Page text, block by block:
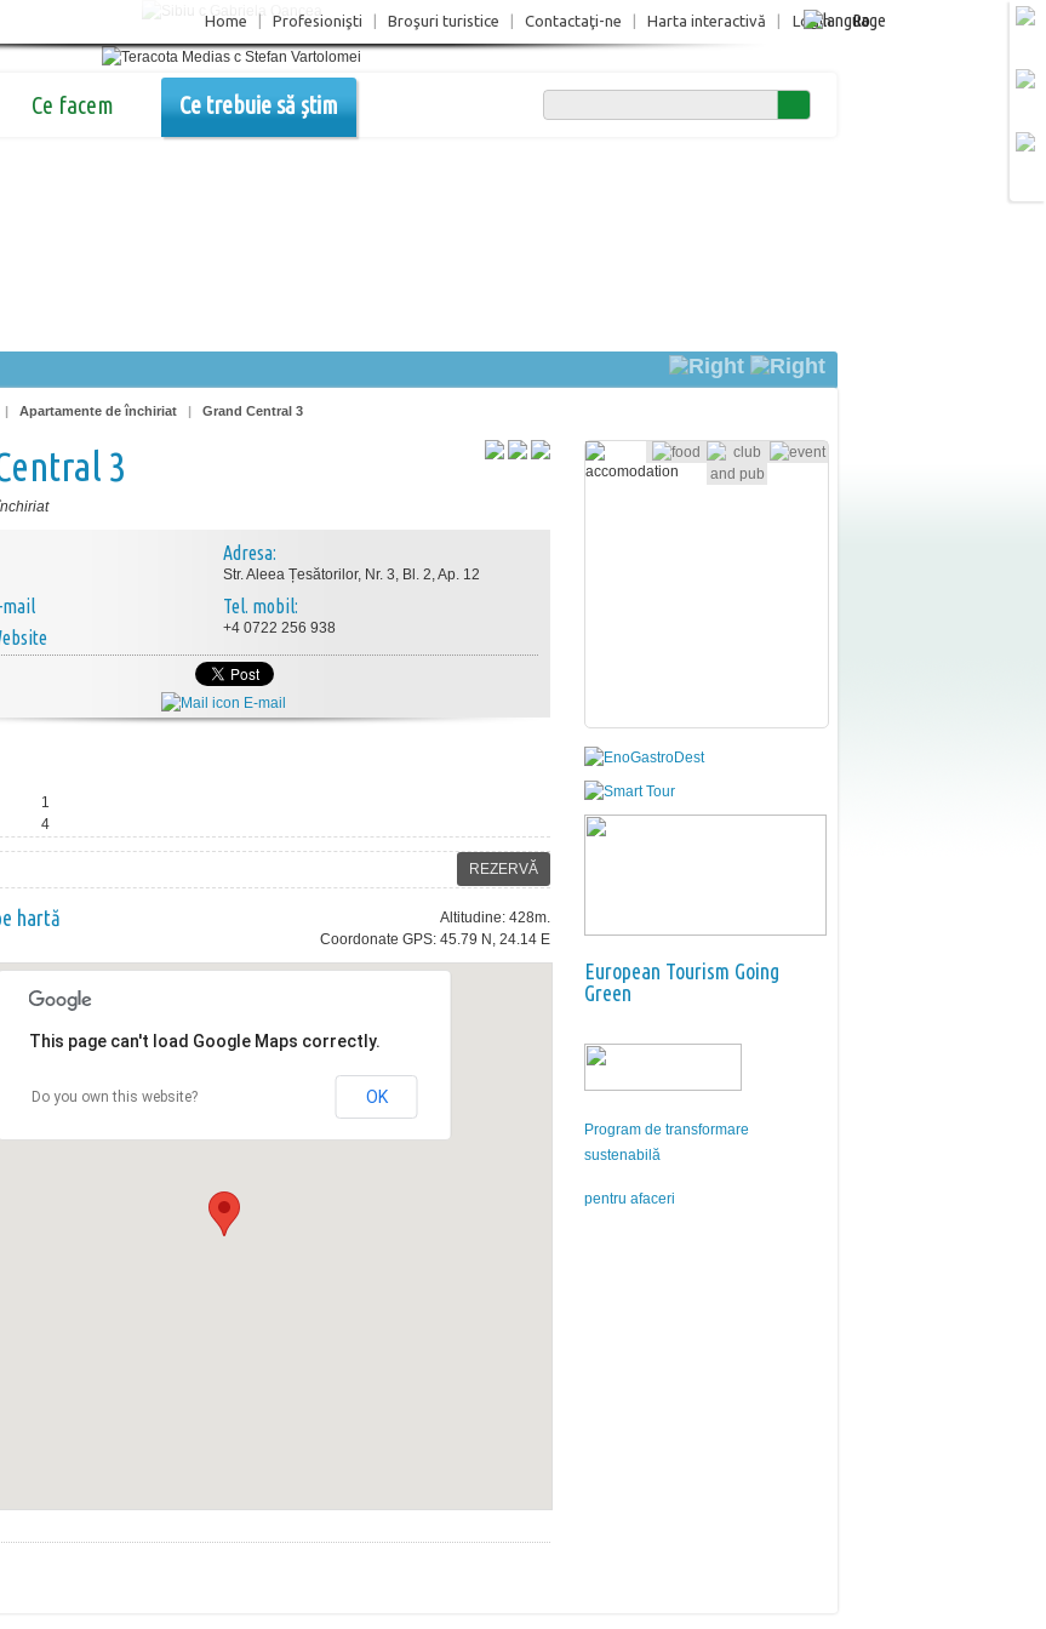
Login Ro
Home Profesionişti Broşuri turistice Contactaţi-ne Harta interactivă
Ce facem Ce trebuie să știm
| Apartamente de închiriat | Grand Central 3
3
mail
Adresa:
Str. Aleea Țesătorilor, Nr. 3, Bl. 2, Ap. 12
Tel. mobil:
+4 0722 256 938
E-mail
1
4
REZERVĂ
Altitudine: 428m.
Coordonate GPS: 45.79 N, 24.14 E
hartă
This page can't load Google Maps correctly.
Do you own this website? OK
European Tourism Going
Green
Program de transformare
sustenabilă
pentru afaceri